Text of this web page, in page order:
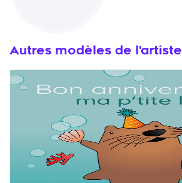
Autres modèles de l'artiste